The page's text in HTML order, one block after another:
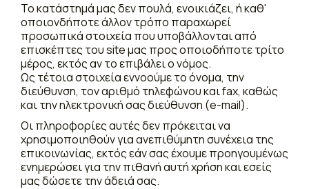
Το κατάστημά μας δεν πουλά, ενοικιάζει, ή καθ'
οποιονδήποτε άλλον τρόπο παραχωρεί
προσωπικά στοιχεία που υποβάλλονται από
επισκέπτες του site μας προς οποιοδήποτε τρίτο
μέρος, εκτός αν το επιβάλει ο νόμος.
Ως τέτοια στοιχεία εννοούμε το όνομα, την
διεύθυνση, τον αριθμό τηλεφώνου και fax, καθώς
και την ηλεκτρονική σας διεύθυνση (e-mail).
Οι πληροφορίες αυτές δεν πρόκειται να
χρησιμοποιηθούν για ανεπιθύμητη συνέχεια της
επικοινωνίας, εκτός εάν σας έχουμε προηγουμένως
ενημερώσει για την πιθανή αυτή χρήση και εσείς
μας δώσετε την άδειά σας.